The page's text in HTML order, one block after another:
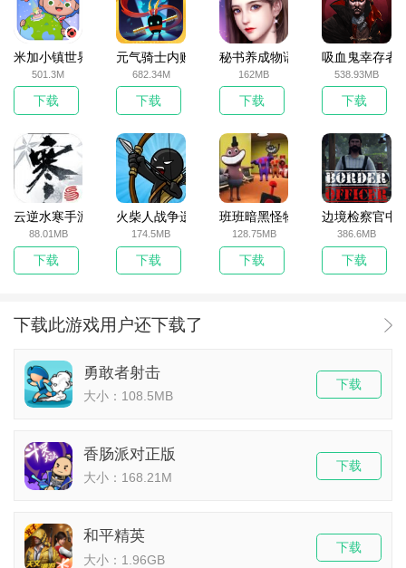
米加小镇世界2025官方版
501.3M
下载
元气骑士内购破解版
682.34M
下载
秘书养成物语
162MB
下载
吸血鬼幸存者
538.93MB
下载
云逆水寒手游
88.01MB
下载
火柴人战争遗产无敌版
174.5MB
下载
班班暗黑怪物生存挑战5
128.75MB
下载
边境检察官中
386.6MB
下载
下载此游戏用户还下载了
勇敢者射击
大小：108.5MB
下载
香肠派对正版
大小：168.21M
下载
和平精英
大小：1.96GB
下载